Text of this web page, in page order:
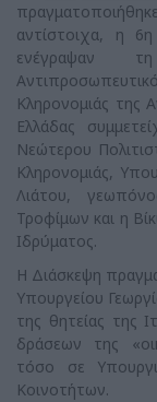
αντίστοιχα, η
ενέγραψαν
Κληρονομιάς της
Ελλάδας
Νεώτερου
Κληρονομιάς,
Λιάτου,
Τροφίμων και η
Ιδρύματος.
Η Διάσκεψη
Υπουργείου
της θητείας της
δράσεων της
τόσο σε
Κοινοτήτων.